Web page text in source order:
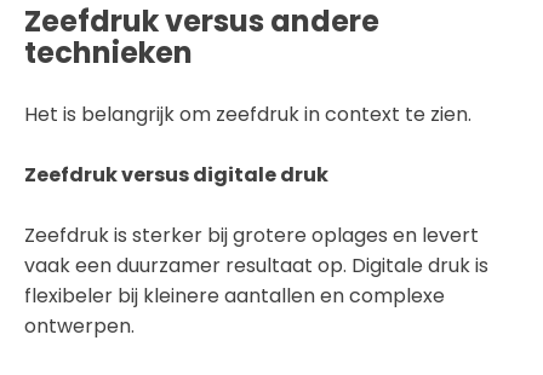
Zeefdruk versus andere
technieken
Het is belangrijk om zeefdruk in context te zien.
Zeefdruk versus digitale druk
Zeefdruk is sterker bij grotere oplages en levert
vaak een duurzamer resultaat op. Digitale druk is
flexibeler bij kleinere aantallen en complexe
ontwerpen.